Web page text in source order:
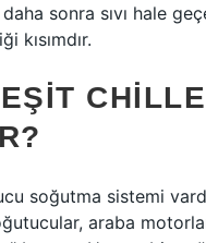
sonra sıvı hale
kısımdır.
soğutma sistemi
araba